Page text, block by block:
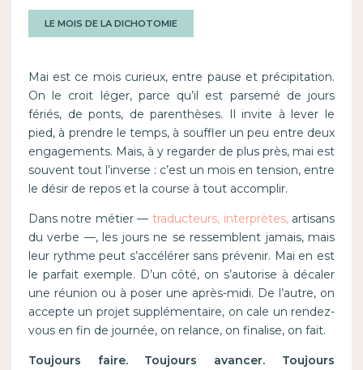
LE MOIS DE LA DICHOTOMIE
Mai est ce mois curieux, entre pause et précipitation.
On le croit léger, parce qu’il est parsemé de jours
fériés, de ponts, de parenthèses. Il invite à lever le
pied, à prendre le temps, à souffler un peu entre deux
engagements. Mais, à y regarder de plus près, mai est
souvent tout l’inverse : c’est un mois en tension, entre
le désir de repos et la course à tout accomplir.
Dans notre métier —traducteurs, interprètes,artisans
du verbe —, les jours ne se ressemblent jamais, mais
leur rythme peut s’accélérer sans prévenir. Mai en est
le parfait exemple. D’un côté, on s’autorise à décaler
une réunion ou à poser une après-midi. De l’autre, on
accepte un projet supplémentaire, on cale un rendez-
vous en fin de journée, on relance, on finalise, on fait.
Toujours faire. Toujours avancer. Toujours